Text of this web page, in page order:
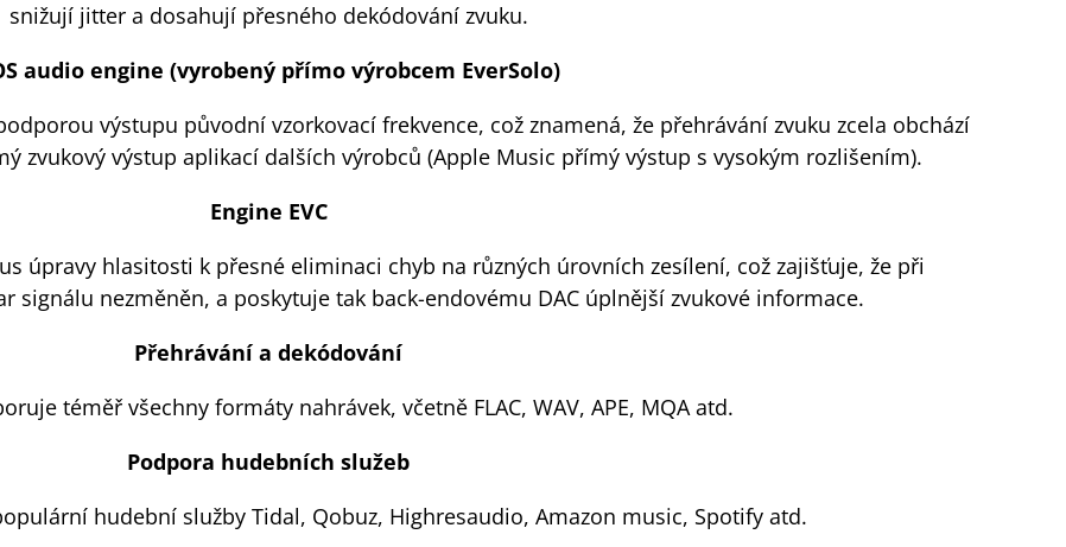
snižují jitter a dosahují přesného dekódování zvuku.
audio engine (vyrobený přímo výrobcem EverSolo)
výstupu původní vzorkovací frekvence, což znamená, že přehrávání zvuku zcela obchází
zvukový výstup aplikací dalších výrobců (Apple Music přímý výstup s vysokým rozlišením).
Engine EVC
úpravy hlasitosti k přesné eliminaci chyb na různých úrovních zesílení, což zajišťuje, že při
signálu nezměněn, a poskytuje tak back-endovému DAC úplnější zvukové informace.
Přehrávání a dekódování
téměř všechny formáty nahrávek, včetně FLAC, WAV, APE, MQA atd.
Podpora hudebních služeb
hudební služby Tidal, Qobuz, Highresaudio, Amazon music, Spotify atd.